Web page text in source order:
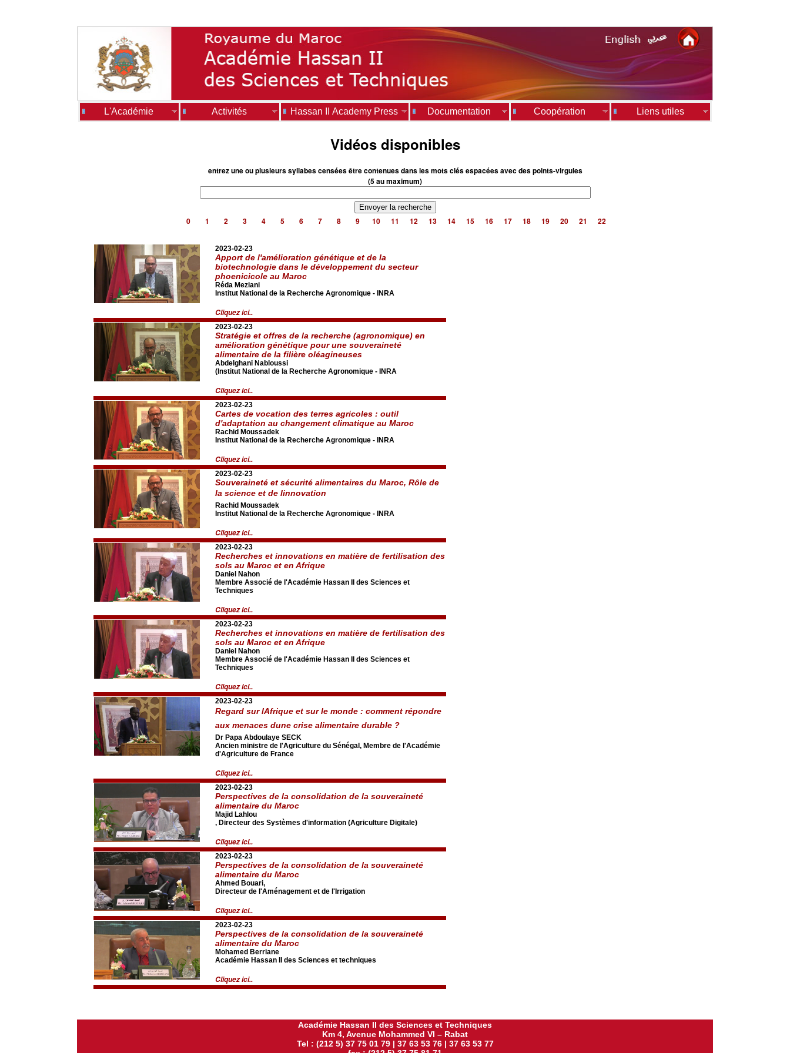
L'Académie Activités Hassan II Academy Press Documentation Coopération Liens utiles
Vidéos disponibles
entrez une ou plusieurs syllabes censées être contenues dans les mots clés espacées avec des points-virgules
(5 au maximum)
0 1 2 3 4 5 6 7 8 9 10 11 12 13 14 15 16 17 18 19 20 21 22
2023-02-23
Apport de l'amélioration génétique et de la
biotechnologie dans le développement du secteur
phoenicicole au Maroc
Réda Meziani
Institut National de la Recherche Agronomique - INRA
Cliquez ici..
2023-02-23
Stratégie et offres de la recherche (agronomique) en
amélioration génétique pour une souveraineté
alimentaire de la filière oléagineuses
Abdelghani Nabloussi
(Institut National de la Recherche Agronomique - INRA
Cliquez ici..
2023-02-23
Cartes de vocation des terres agricoles : outil
d'adaptation au changement climatique au Maroc
Rachid Moussadek
Institut National de la Recherche Agronomique - INRA
Cliquez ici..
2023-02-23
Souveraineté et sécurité alimentaires du Maroc, Rôle de
la science et de linnovation
Rachid Moussadek
Institut National de la Recherche Agronomique - INRA
Cliquez ici..
2023-02-23
Recherches et innovations en matière de fertilisation des
sols au Maroc et en Afrique
Daniel Nahon
Membre Associé de l'Académie Hassan II des Sciences et
Techniques
Cliquez ici..
2023-02-23
Recherches et innovations en matière de fertilisation des
sols au Maroc et en Afrique
Daniel Nahon
Membre Associé de l'Académie Hassan II des Sciences et
Techniques
Cliquez ici..
2023-02-23
Regard sur lAfrique et sur le monde : comment répondre
aux menaces dune crise alimentaire durable ?
Dr Papa Abdoulaye SECK
Ancien ministre de l'Agriculture du Sénégal, Membre de l'Académie
d'Agriculture de France
Cliquez ici..
2023-02-23
Perspectives de la consolidation de la souveraineté
alimentaire du Maroc
Majid Lahlou
, Directeur des Systèmes d'information (Agriculture Digitale)
Cliquez ici..
2023-02-23
Perspectives de la consolidation de la souveraineté
alimentaire du Maroc
Ahmed Bouari,
Directeur de l'Aménagement et de l'Irrigation
Cliquez ici..
2023-02-23
Perspectives de la consolidation de la souveraineté
alimentaire du Maroc
Mohamed Berriane
Académie Hassan II des Sciences et techniques
Cliquez ici..
Académie Hassan II des Sciences et Techniques
Km 4, Avenue Mohammed VI – Rabat
Tel : (212 5) 37 75 01 79 | 37 63 53 76 | 37 63 53 77